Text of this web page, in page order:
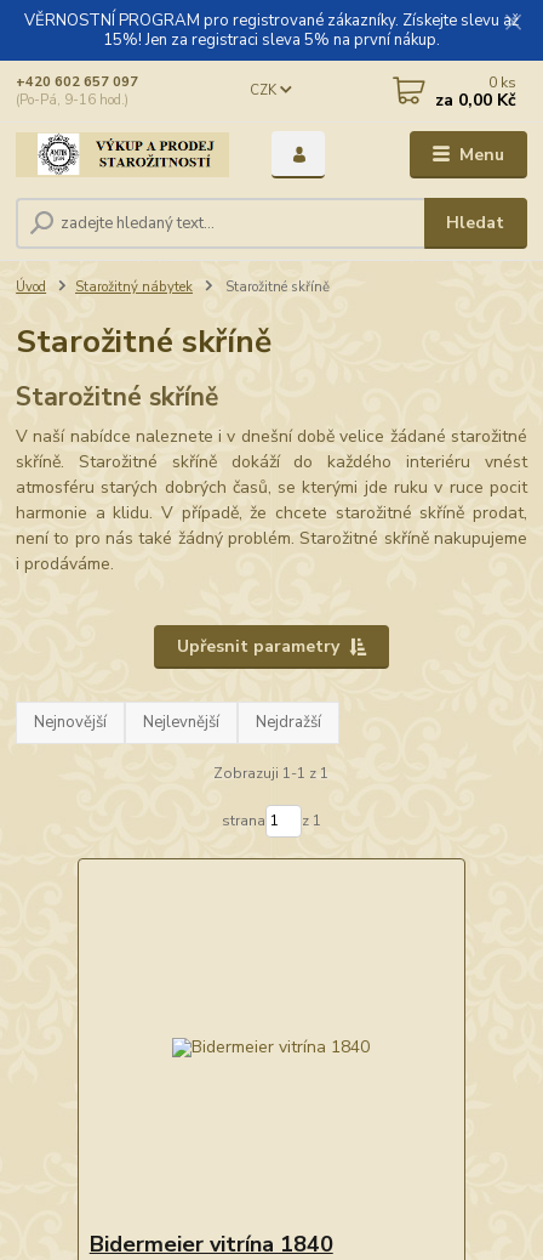
VĚRNOSTNÍ PROGRAM pro registrované zákazníky. Získejte slevu až
15%! Jen za registraci sleva 5% na první nákup.
Menu
CZK
Hledat
+420 602 657 097
(Po-Pá, 9-16 hod.)
0 ks
za 0,00 Kč
Úvod Starožitný nábytek Starožitné skříně
Starožitné skříně
Starožitné skříně
V naší nabídce naleznete i v dnešní době velice žádané starožitné
skříně. Starožitné skříně dokáží do každého interiéru vnést
atmosféru starých dobrých časů, se kterými jde ruku v ruce pocit
harmonie a klidu. V případě, že chcete starožitné skříně prodat,
není to pro nás také žádný problém. Starožitné skříně nakupujeme
i prodáváme.
Upřesnit parametry
Nejnovější Nejlevnější Nejdražší
Zobrazuji 1-1 z 1
strana z 1
Bidermeier vitrína 1840